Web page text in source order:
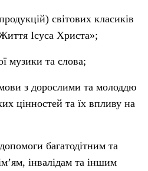
світових класиків
Ісуса Христа»;
музики та слова;
з дорослими та молоддю
цінностей та їх впливу на
багатодітним та
інвалідам та іншим